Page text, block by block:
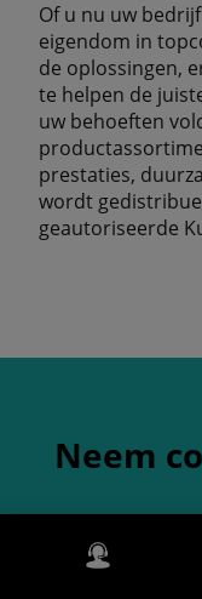
Of u nu uw
eigendom in
de oplossingen,
te helpen de
uw behoeften
prestaties,
wordt
geautoriseerde
Neem